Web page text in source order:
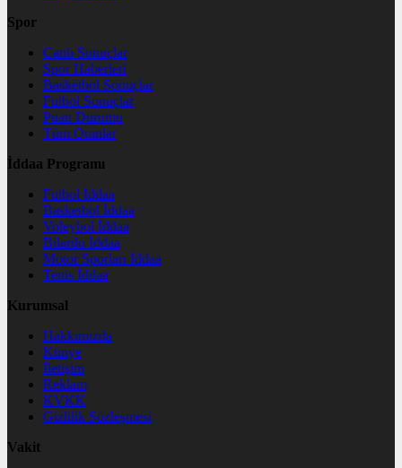
Spor
Canlı Sonuçlar
Spor Haberleri
Basketbol Sonuçlar
Futbol Sonuçlar
Puan Durumu
Tüm Oranlar
İddaa Programı
Futbol İddaa
Basketbol İddaa
Voleybol İddaa
Bilardo İddaa
Motor Sporları İddaa
Tenis İddaa
Kurumsal
Hakkımızda
Künye
İletişim
Reklam
KVKK
Gizlilik Sözleşmesi
Vakit